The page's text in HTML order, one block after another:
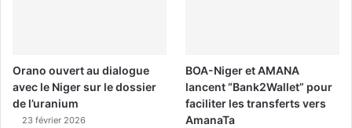
Orano ouvert au dialogue
avec le Niger sur le dossier
de l’uranium
23 février 2026
BOA-Niger et AMANA
lancent “Bank2Wallet” pour
faciliter les transferts vers
AmanaTa